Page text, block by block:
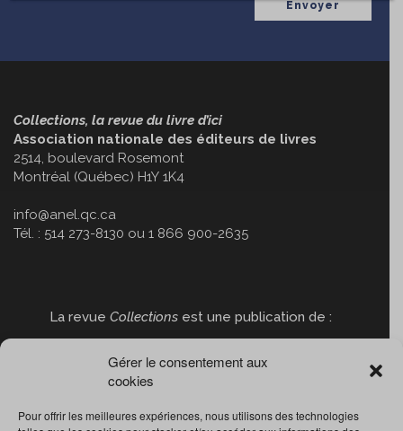
Gérer le consentement aux
cookies
Pour offrir les meilleures expériences, nous utilisons des technologies
Collections, la revue du livre d’ici
Association nationale des éditeurs de livres
2514, boulevard Rosemont
Montréal (Québec) H1Y 1K4
info@anel.qc.ca
Tél. : 514 273-8130 ou 1 866 900-2635
La revue Collections est une publication de :